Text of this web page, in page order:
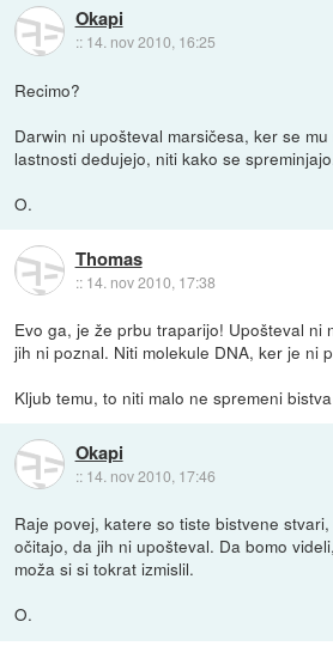
Okapi
:: 14. nov 2010, 16:25
Recimo?
Darwin ni upošteval marsičesa, ker se
lastnosti dedujejo, niti kako se
O.
Thomas
:: 14. nov 2010, 17:38
Evo ga, je že prbu traparijo! Upošteval ni
jih ni poznal. Niti molekule DNA, ker je ni
Kljub temu, to niti malo ne spremeni
Okapi
:: 14. nov 2010, 17:46
Raje povej, katere so tiste bistvene
očitajo, da jih ni upošteval. Da bomo
moža si si tokrat izmislil.
O.